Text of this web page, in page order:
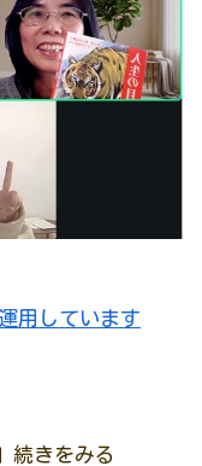
用しています
続きをみる